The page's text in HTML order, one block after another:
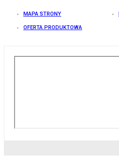
MAPA STRONY
OFERTA PRODUKTOWA